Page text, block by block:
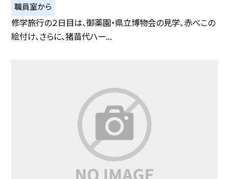
職員室から
修学旅行の２日目は、御薬園・県立博物会の見学、赤べこの
絵付け、さらに、猪苗代ハー...